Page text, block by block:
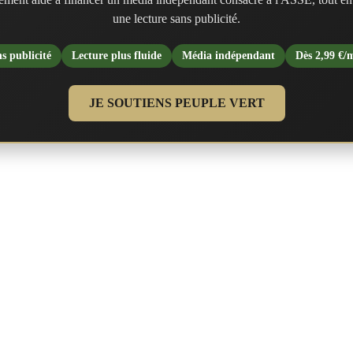
une lecture sans publicité.
publicité Lecture plus fluide Média indépendant Dès 2,99 €/
JE SOUTIENS PEUPLE VERT